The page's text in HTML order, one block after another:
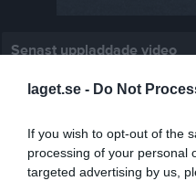
laget.se - Do Not
If you wish to opt-out of the
processing of your personal
targeted advertising by us,
Senast uppladdade video